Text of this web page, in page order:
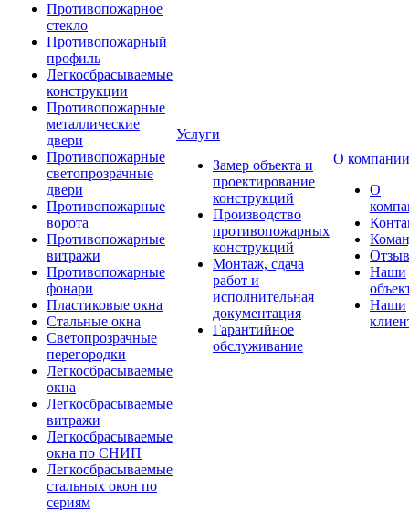
Противопожарное
стекло
Противопожарный
профиль
Легкосбрасываемые
конструкции
Противопожарные
металлические
двери
Противопожарные
светопрозрачные
двери
Противопожарные
ворота
Противопожарные
витражи
Противопожарные
фонари
Пластиковые окна
Стальные окна
Светопрозрачные
перегородки
Легкосбрасываемые
окна
Легкосбрасываемые
витражи
Легкосбрасываемые
окна по СНИП
Легкосбрасываемые
стальных окон по
сериям
Услуги
Замер объекта и
проектирование
конструкций
Производство
противопожарных
конструкций
Монтаж, сдача
работ и
исполнительная
документация
Гарантийное
обслуживание
О компании
О
Наши
Наши